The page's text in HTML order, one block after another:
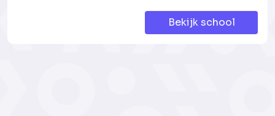
Bekijk school